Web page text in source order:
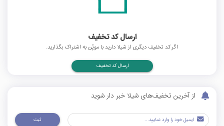
ارسال کد تخفیف
اگر کد تخفیف دیگری از شیلا دارید با موپُن به اشتراک بگذارید.
ارسال کد تخفیف
از آخرین تخفیف‌های شیلا خبر دار شوید
ثبت